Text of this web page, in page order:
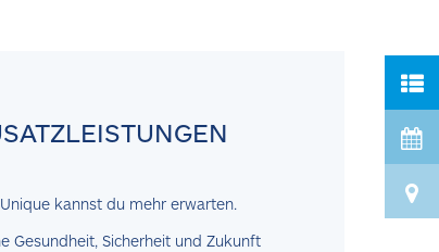
kannst du mehr erwarten.
Gesundheit, Sicherheit und Zukunft